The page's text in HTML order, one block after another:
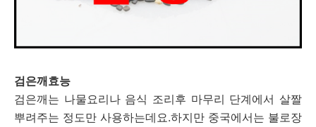
검은깨효능
검은깨는 나물요리나 음식 조리후 마무리 단계에서 살짤
뿌려주는 정도만 사용하는데요.하지만 중국에서는 불로장